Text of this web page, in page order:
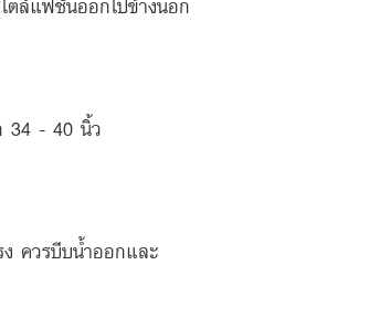
34 - 40 นิ้ว
ควรบีบน้ำออกและ